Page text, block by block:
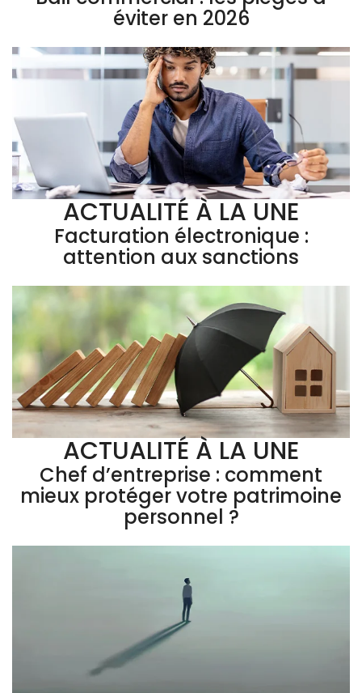
éviter en 2026
ACTUALITÉ À LA UNE
Facturation électronique :
attention aux sanctions
ACTUALITÉ À LA UNE
Chef d’entreprise : comment
mieux protéger votre patrimoine
personnel ?